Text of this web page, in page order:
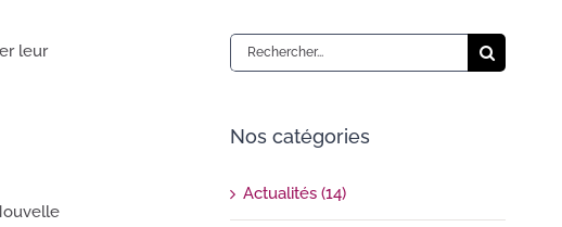
leur
Rechercher:
Nos catégories
Actualités (14)